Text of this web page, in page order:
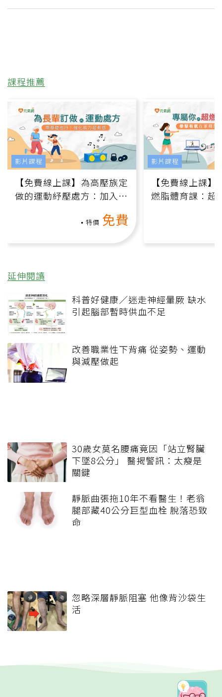
課程推薦
【免費線上課】為高壓族定
做的運動紓壓處方：加入行
特價 免費
影片課程
【免費線上課
燃脂體育課：超
影片課程
延伸閱讀
科普好健康／迷走神經暈厥 缺水
引起腦部暫時供血不足
改善職業性下背痛 從姿勢、運動
與減壓做起
30歲女莫名腰痛竟因「站立腎臟
下墜8公分」 醫揭警訊：太瘦是
關鍵
靜脈曲張拖10年不看醫生！老翁
腿部藏40公分巨型血栓 脫落恐致
命
忽略深層靜脈阻塞 他像背沙袋生
活